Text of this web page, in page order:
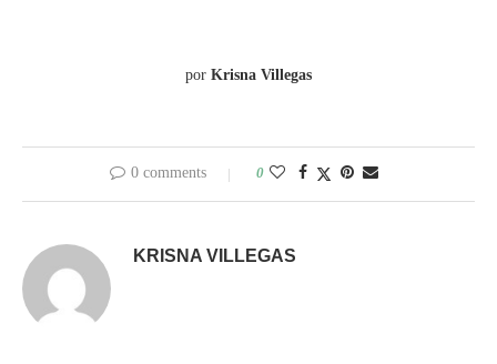
por Krisna Villegas
0 comments 0
KRISNA VILLEGAS